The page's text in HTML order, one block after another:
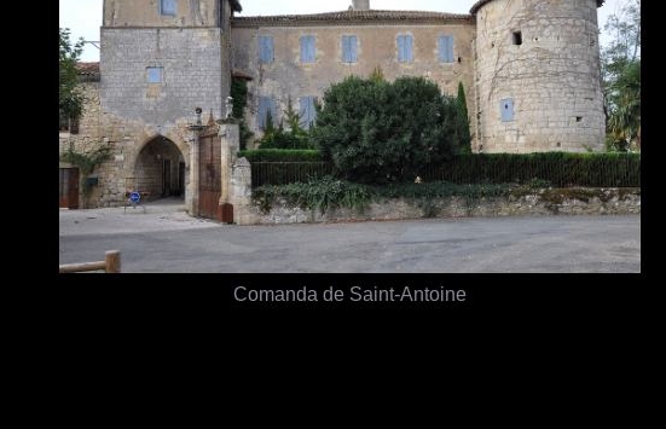
Comanda de Saint-Antoine